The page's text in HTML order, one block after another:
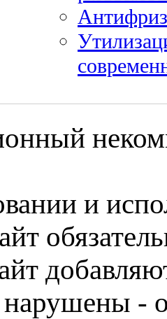
Антифриз
и
-